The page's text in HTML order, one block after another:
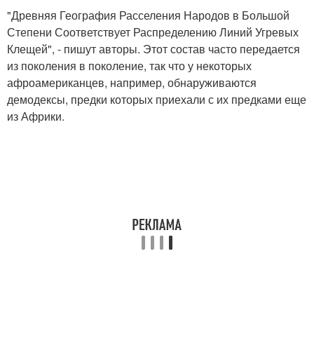
"Древняя География Расселения Народов в Большой
Степени Соответствует Распределению Линий Угревых
Клещей", - пишут авторы. Этот состав часто передается
из поколения в поколение, так что у некоторых
афроамериканцев, например, обнаруживаются
демодексы, предки которых приехали с их предками еще
из Африки.